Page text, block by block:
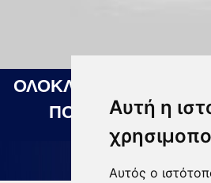
Αυτή η
Αυτός ο
ΟΛΟΚΛΗΡΩΜΕΝΟ
ΠΟΛΗΣ ΣΤΗ ΛΑΡΙΣΑ